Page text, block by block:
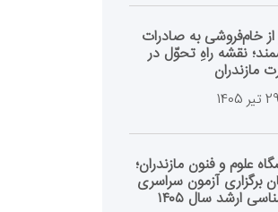
از خام‌فروشی به صادرات
نقشه راهِ تحوّل در
مازندران
علوم و فنون مازندران؛
برگزاری آزمون سراسری
ارشد سال ۱۴۰۵